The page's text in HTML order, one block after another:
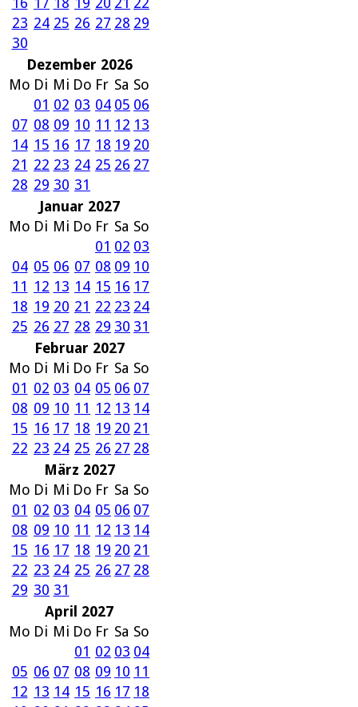
23 24 25 26 27 28 29
30
Dezember 2026
Mo Di Mi Do Fr Sa So
01 02 03 04 05 06
07 08 09 10 11 12 13
14 15 16 17 18 19 20
21 22 23 24 25 26 27
28 29 30 31
Januar 2027
Mo Di Mi Do Fr Sa So
01 02 03
04 05 06 07 08 09 10
11 12 13 14 15 16 17
18 19 20 21 22 23 24
25 26 27 28 29 30 31
Februar 2027
Mo Di Mi Do Fr Sa So
01 02 03 04 05 06 07
08 09 10 11 12 13 14
15 16 17 18 19 20 21
22 23 24 25 26 27 28
März 2027
Mo Di Mi Do Fr Sa So
01 02 03 04 05 06 07
08 09 10 11 12 13 14
15 16 17 18 19 20 21
22 23 24 25 26 27 28
29 30 31
April 2027
Mo Di Mi Do Fr Sa So
01 02 03 04
05 06 07 08 09 10 11
12 13 14 15 16 17 18